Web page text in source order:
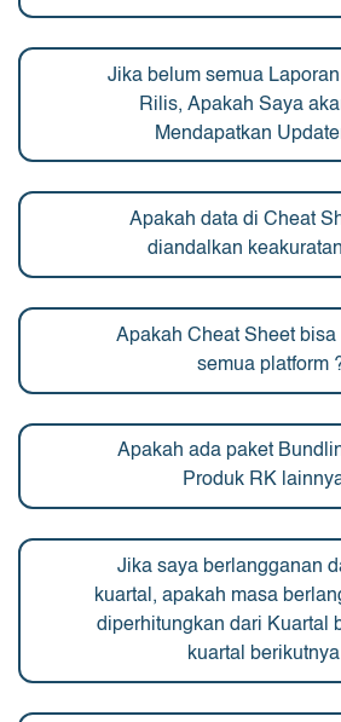
Jika belum semua
Rilis, Apakah Saya
Mendapatkan
Apakah data di Cheat
diandalkan
Apakah Cheat Sheet bisa
semua platform
Apakah ada paket
Produk RK
Jika saya berlangganan
kuartal, apakah masa
diperhitungkan dari Kuartal
kuartal